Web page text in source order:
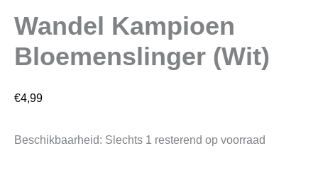
Wandel Kampioen
Bloemenslinger (Wit)
€4,99
Beschikbaarheid: Slechts 1 resterend op voorraad